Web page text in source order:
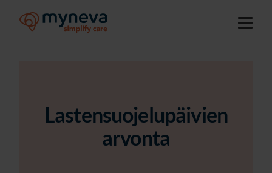
Lastensuojelupäivien
arvonta